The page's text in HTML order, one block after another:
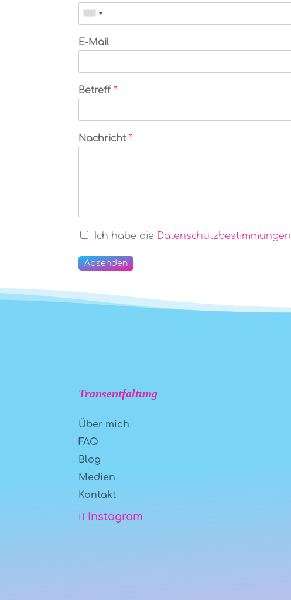
E-Mail
Betreff*
Nachricht*
Ich habe die Datenschutzbestimmungen
Absenden
Transentfaltung
Über mich
FAQ
Blog
Medien
Kontakt
Instagram